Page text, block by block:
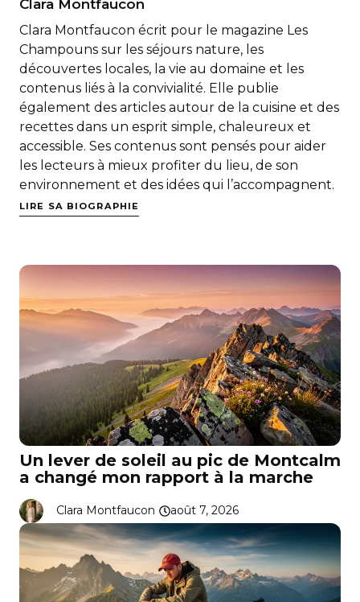
Clara Montfaucon
Clara Montfaucon écrit pour le magazine Les
Champouns sur les séjours nature, les
découvertes locales, la vie au domaine et les
contenus liés à la convivialité. Elle publie
également des articles autour de la cuisine et des
recettes dans un esprit simple, chaleureux et
accessible. Ses contenus sont pensés pour aider
les lecteurs à mieux profiter du lieu, de son
environnement et des idées qui l’accompagnent.
LIRE SA BIOGRAPHIE
Un lever de soleil au pic de Montcalm
a changé mon rapport à la marche
Clara Montfaucon août 7, 2026